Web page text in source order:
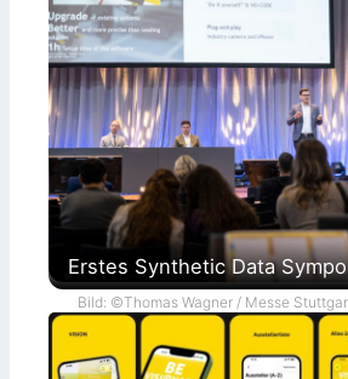
Erstes Synthetic Data
Bild: ©Thomas Wagner / Messe